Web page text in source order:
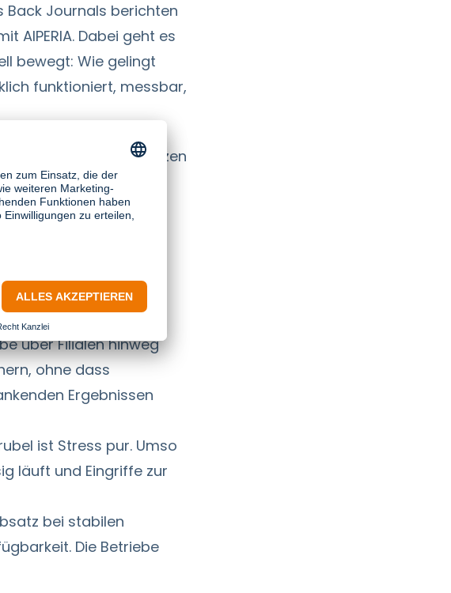
Back Journals berichten
AIPERIA. Dabei geht es
bewegt: Wie gelingt
funktioniert, messbar,
Sie entfaltet ihren Nutzen
und Filialteams
über Filialen hinweg
ohne dass
Ergebnissen
ist Stress pur. Umso
läuft und Eingriffe zur
bei stabilen
Die Betriebe